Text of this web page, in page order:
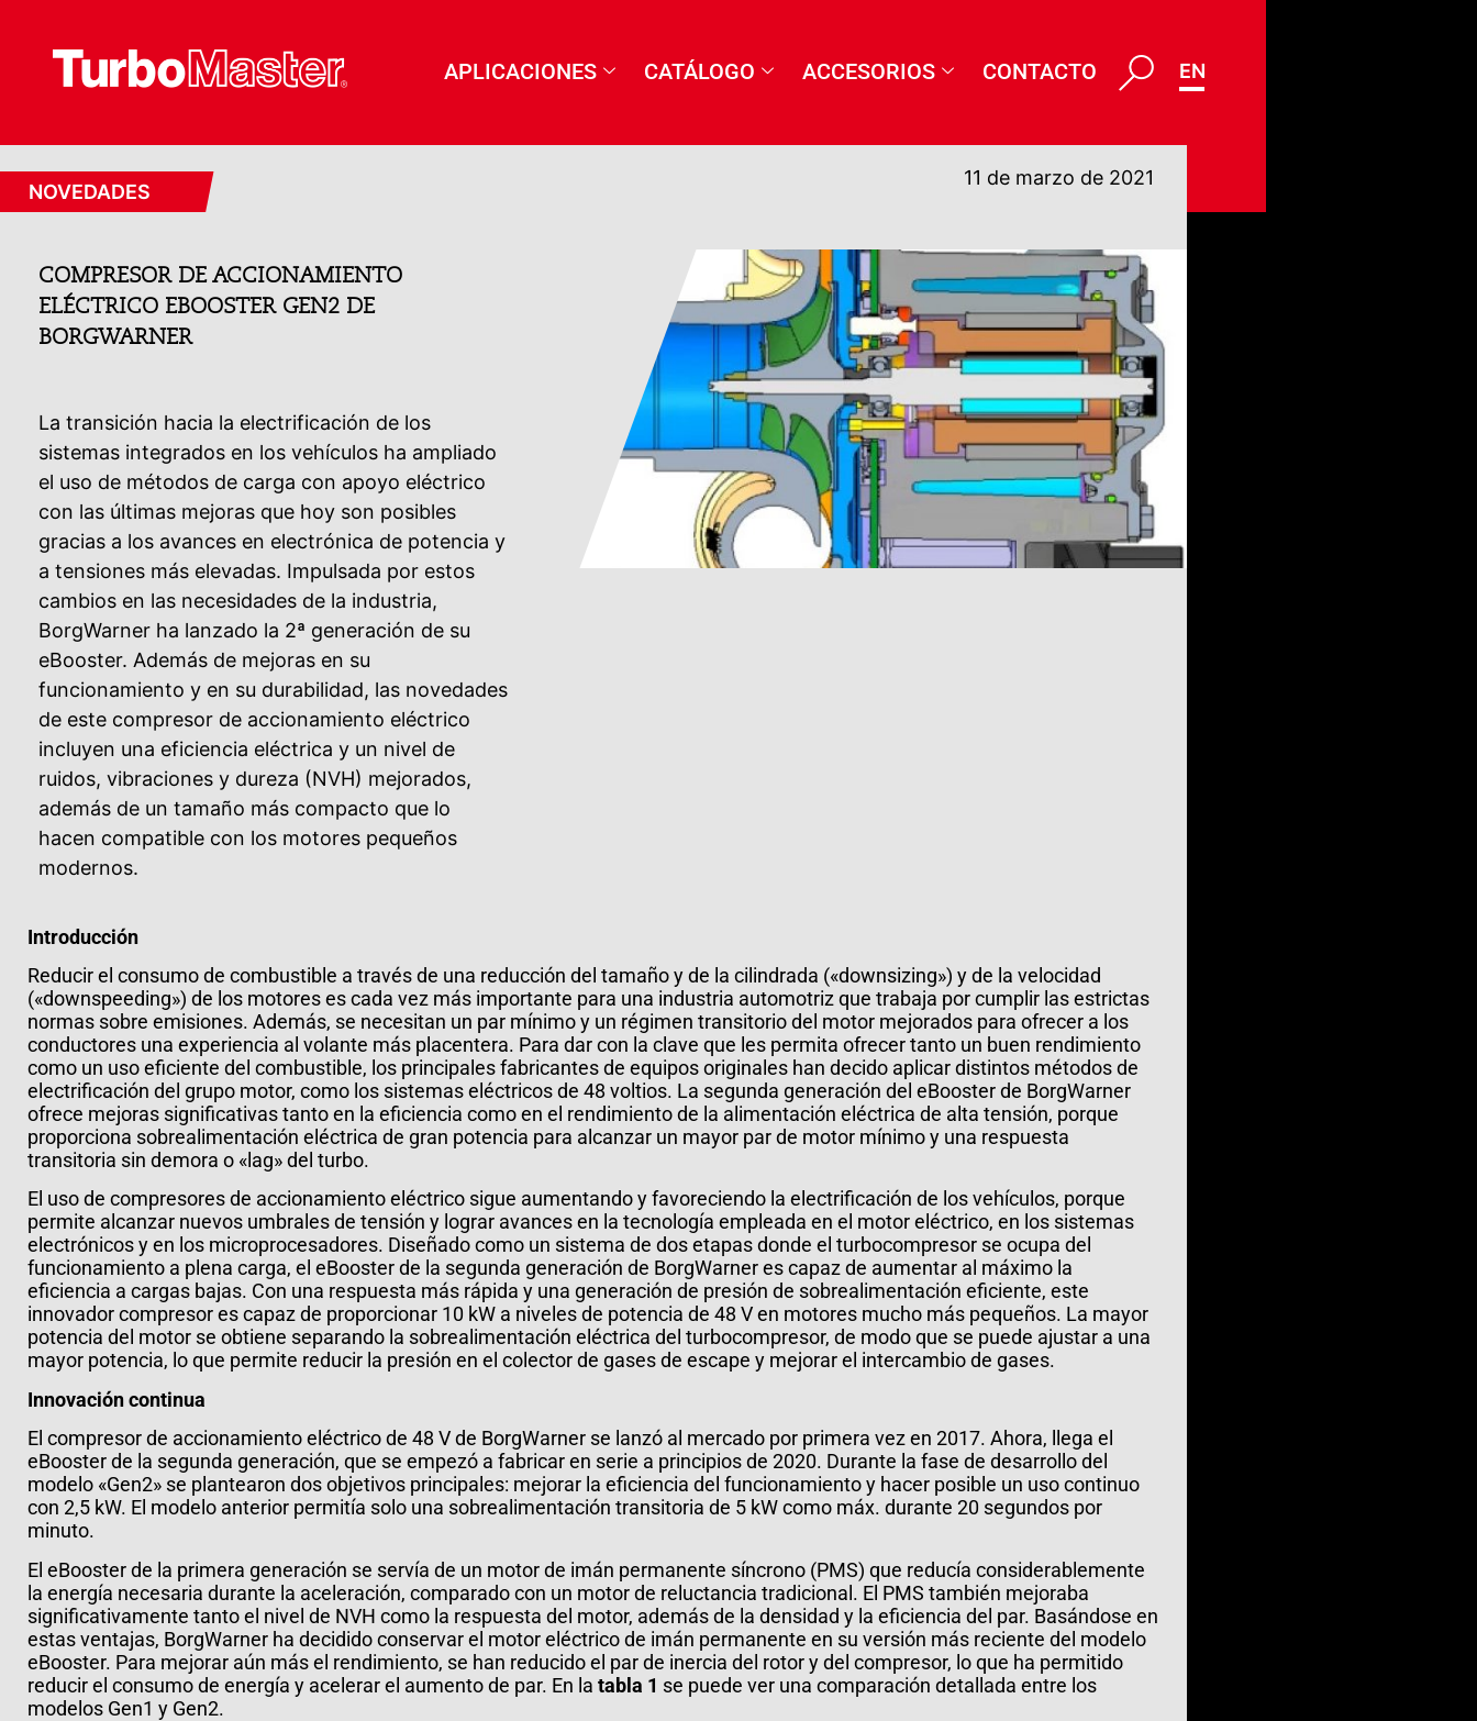
APLICACIONES CATÁLOGO ACCESORIOS CONTACTO ENG
NOVEDADES
11 de marzo de 2021
COMPRESOR DE ACCIONAMIENTO
ELÉCTRICO EBOOSTER GEN2 DE
BORGWARNER
La transición hacia la electrificación de los
sistemas integrados en los vehículos ha ampliado
el uso de métodos de carga con apoyo eléctrico
con las últimas mejoras que hoy son posibles
gracias a los avances en electrónica de potencia y
a tensiones más elevadas. Impulsada por estos
cambios en las necesidades de la industria,
BorgWarner ha lanzado la 2ª generación de su
eBooster. Además de mejoras en su
funcionamiento y en su durabilidad, las novedades
de este compresor de accionamiento eléctrico
incluyen una eficiencia eléctrica y un nivel de
ruidos, vibraciones y dureza (NVH) mejorados,
además de un tamaño más compacto que lo
hacen compatible con los motores pequeños
modernos.
Introducción
Reducir el consumo de combustible a través de una reducción del tamaño y de la cilindrada («downsizing») y de la velocidad
(«downspeeding») de los motores es cada vez más importante para una industria automotriz que trabaja por cumplir las estrictas
normas sobre emisiones. Además, se necesitan un par mínimo y un régimen transitorio del motor mejorados para ofrecer a los
conductores una experiencia al volante más placentera. Para dar con la clave que les permita ofrecer tanto un buen rendimiento
como un uso eficiente del combustible, los principales fabricantes de equipos originales han decido aplicar distintos métodos de
electrificación del grupo motor, como los sistemas eléctricos de 48 voltios. La segunda generación del eBooster de BorgWarner
ofrece mejoras significativas tanto en la eficiencia como en el rendimiento de la alimentación eléctrica de alta tensión, porque
proporciona sobrealimentación eléctrica de gran potencia para alcanzar un mayor par de motor mínimo y una respuesta
transitoria sin demora o «lag» del turbo.
El uso de compresores de accionamiento eléctrico sigue aumentando y favoreciendo la electrificación de los vehículos, porque
permite alcanzar nuevos umbrales de tensión y lograr avances en la tecnología empleada en el motor eléctrico, en los sistemas
electrónicos y en los microprocesadores. Diseñado como un sistema de dos etapas donde el turbocompresor se ocupa del
funcionamiento a plena carga, el eBooster de la segunda generación de BorgWarner es capaz de aumentar al máximo la
eficiencia a cargas bajas. Con una respuesta más rápida y una generación de presión de sobrealimentación eficiente, este
innovador compresor es capaz de proporcionar 10 kW a niveles de potencia de 48 V en motores mucho más pequeños. La mayor
potencia del motor se obtiene separando la sobrealimentación eléctrica del turbocompresor, de modo que se puede ajustar a una
mayor potencia, lo que permite reducir la presión en el colector de gases de escape y mejorar el intercambio de gases.
Innovación continua
El compresor de accionamiento eléctrico de 48 V de BorgWarner se lanzó al mercado por primera vez en 2017. Ahora, llega el
eBooster de la segunda generación, que se empezó a fabricar en serie a principios de 2020. Durante la fase de desarrollo del
modelo «Gen2» se plantearon dos objetivos principales: mejorar la eficiencia del funcionamiento y hacer posible un uso continuo
con 2,5 kW. El modelo anterior permitía solo una sobrealimentación transitoria de 5 kW como máx. durante 20 segundos por
minuto.
El eBooster de la primera generación se servía de un motor de imán permanente síncrono (PMS) que reducía considerablemente
la energía necesaria durante la aceleración, comparado con un motor de reluctancia tradicional. El PMS también mejoraba
significativamente tanto el nivel de NVH como la respuesta del motor, además de la densidad y la eficiencia del par. Basándose en
estas ventajas, BorgWarner ha decidido conservar el motor eléctrico de imán permanente en su versión más reciente del modelo
eBooster. Para mejorar aún más el rendimiento, se han reducido el par de inercia del rotor y del compresor, lo que ha permitido
reducir el consumo de energía y acelerar el aumento de par. En la tabla 1 se puede ver una comparación detallada entre los
modelos Gen1 y Gen2.